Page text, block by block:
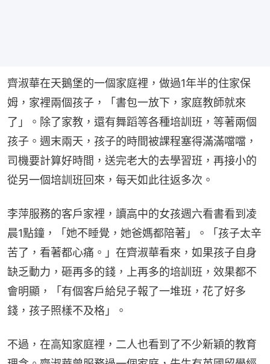
齊淑華在天鵝堡的一個家庭裡，做過1年半的住家保
姆，家裡兩個孩子，「書包一放下，家庭教師就來
了」。除了家教，還有舞蹈等各種培訓班，等著兩個
孩子。週末兩天，孩子的時間被課程塞得滿滿噹噹，
司機要計算好時間，送完老大的去學習班，再接小的
從另一個培訓班回來，每天如此往返多次。
李萍服務的客戶家裡，讀高中的女孩週六看書看到凌
晨1點鐘，「她不睡覺，她爸媽都陪著」。「孩子太辛
苦了，看著都心痛。」在齊淑華看來，如果孩子自身
缺乏動力，砸再多的錢，上再多的培訓班，效果都不
會明顯，「有個客戶給兒子報了一堆班，花了好多
錢，孩子照樣不及格」。
不過，在高知家庭裡，二人也看到了不少新穎的教育